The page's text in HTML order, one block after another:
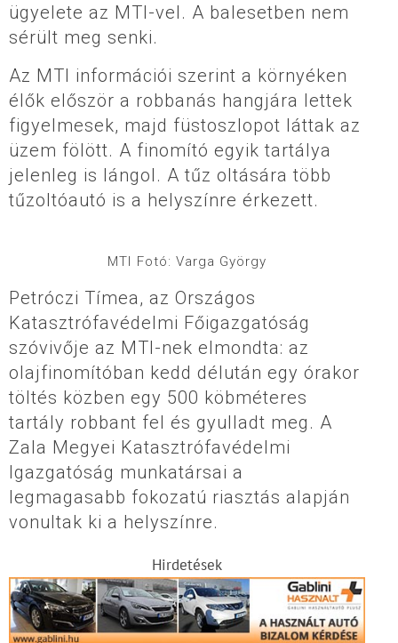
ügyelete az MTI-vel. A balesetben nem
sérült meg senki.
Az MTI információi szerint a környéken
élők először a robbanás hangjára lettek
figyelmesek, majd füstoszlopot láttak az
üzem fölött. A finomító egyik tartálya
jelenleg is lángol. A tűz oltására több
tűzoltóautó is a helyszínre érkezett.
MTI Fotó: Varga György
Petróczi Tímea, az Országos
Katasztrófavédelmi Főigazgatóság
szóvivője az MTI-nek elmondta: az
olajfinomítóban kedd délután egy órakor
töltés közben egy 500 köbméteres
tartály robbant fel és gyulladt meg. A
Zala Megyei Katasztrófavédelmi
Igazgatóság munkatársai a
legmagasabb fokozatú riasztás alapján
vonultak ki a helyszínre.
Hirdetések